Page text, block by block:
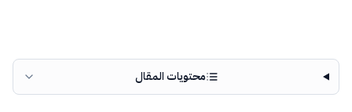
محتويات المقال